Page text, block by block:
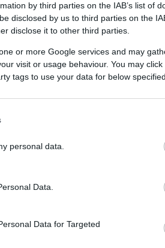
by third parties on the IAB’s list of
disclosed by us to third parties on the
disclose it to other third parties.
or more Google services and may
visit or usage behaviour. You may
tags to use your data for below
personal data.
Data.
Data for Targeted
biztosítja az
és tanácsadást
az ipari gyártási
jogi
segítenek weboldalának
nyújt otthonokba és
technikai optimalizálásra
MŰTÉTEK